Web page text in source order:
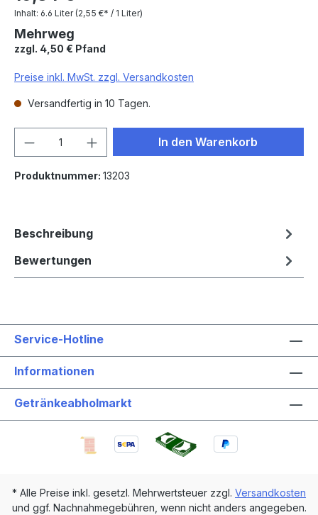
Inhalt: 6.6 Liter (2,55 €* / 1 Liter)
Mehrweg
zzgl. 4,50 € Pfand
Preise inkl. MwSt. zzgl. Versandkosten
Versandfertig in 10 Tagen.
Produkt Anzahl: Gib denIn den Warenkorb
Produktnummer: 13203
Beschreibung
Bewertungen
Service-Hotline
Informationen
Getränkeabholmarkt
* Alle Preise inkl. gesetzl. Mehrwertsteuer zzgl. Versandkosten
und ggf. Nachnahmegebühren, wenn nicht anders angegeben.